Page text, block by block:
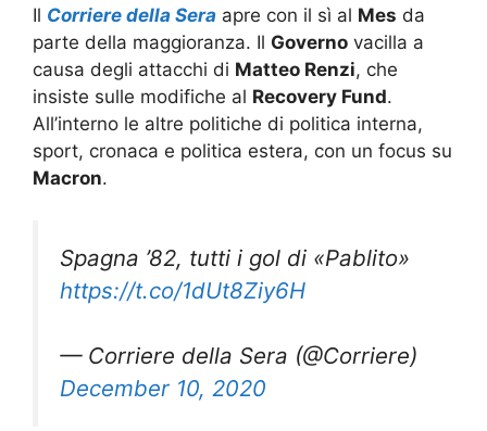
Il Corriere della Sera apre con il sì al Mes da
parte della maggioranza. Il Governo vacilla a
causa degli attacchi di Matteo Renzi, che
insiste sulle modifiche al Recovery Fund.
All’interno le altre politiche di politica interna,
sport, cronaca e politica estera, con un focus su
Macron.
Spagna ’82, tutti i gol di «Pablito»
https://t.co/1dUt8Ziy6H
— Corriere della Sera (@Corriere)
December 10, 2020